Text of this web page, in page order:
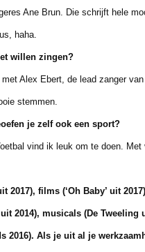
Ane Brun. Die schrijft hele
haha.
willen zingen?
Alex Ebert, de lead zanger van
stemmen.
je zelf ook een sport?
vind ik leuk om te doen. Met
2017), films (‘Oh Baby’ uit
musicals (De Tweeling
Als je uit al je